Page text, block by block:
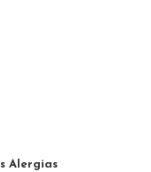
Alergias